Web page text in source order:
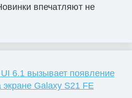
впечатляют не
6.1 вызывает появление
Galaxy S21 FE